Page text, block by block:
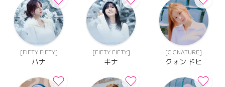
[FIFTY FIFTY]
ハナ
[FIFTY FIFTY]
キナ
[CIGNATURE]
クォン ドヒ